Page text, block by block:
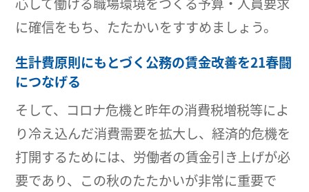
に確信をもち、たたかいをすすめましょう。
生計費原則にもとづく公務の賃金改善を21春闘
につなげる
そして、コロナ危機と昨年の消費税増税等によ
り冷え込んだ消費需要を拡大し、経済的危機を
打開するためには、労働者の賃金引き上げが必
要であり、この秋のたたかいが非常に重要で